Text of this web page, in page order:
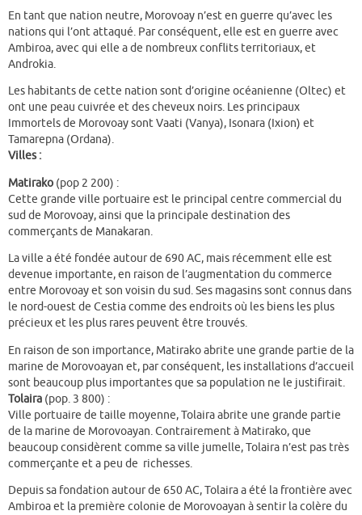
En tant que nation neutre, Morovoay n’est en guerre qu’avec les
nations qui l’ont attaqué. Par conséquent, elle est en guerre avec
Ambiroa, avec qui elle a de nombreux conflits territoriaux, et
Androkia.
Les habitants de cette nation sont d’origine océanienne (Oltec) et
ont une peau cuivrée et des cheveux noirs. Les principaux
Immortels de Morovoay sont Vaati (Vanya), Isonara (Ixion) et
Tamarepna (Ordana).
Villes :
Matirako (pop 2 200) :
Cette grande ville portuaire est le principal centre commercial du
sud de Morovoay, ainsi que la principale destination des
commerçants de Manakaran.
La ville a été fondée autour de 690 AC, mais récemment elle est
devenue importante, en raison de l’augmentation du commerce
entre Morovoay et son voisin du sud. Ses magasins sont connus dans
le nord-ouest de Cestia comme des endroits où les biens les plus
précieux et les plus rares peuvent être trouvés.
En raison de son importance, Matirako abrite une grande partie de la
marine de Morovoayan et, par conséquent, les installations d’accueil
sont beaucoup plus importantes que sa population ne le justifirait.
Tolaira (pop. 3 800) :
Ville portuaire de taille moyenne, Tolaira abrite une grande partie
de la marine de Morovoayan. Contrairement à Matirako, que
beaucoup considèrent comme sa ville jumelle, Tolaira n’est pas très
commerçante et a peu de richesses.
Depuis sa fondation autour de 650 AC, Tolaira a été la frontière avec
Ambiroa et la première colonie de Morovoayan à sentir la colère du